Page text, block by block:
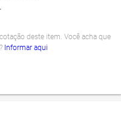
deste item. Você acha que
Informar aqui